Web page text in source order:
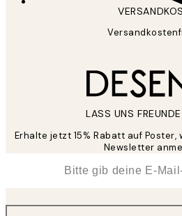
LASS UNS
Erhalte jetzt 15% Rabatt auf
Newsletter